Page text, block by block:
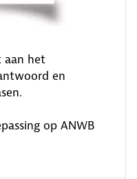
aan het
en
op ANWB